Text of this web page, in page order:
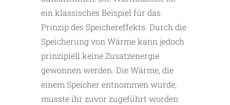
ein klassisches Beispiel für das
Prinzip des Speichereffekts. Durch die
Speicherung von Wärme kann jedoch
prinzipiell keine Zusatzenergie
gewonnen werden. Die Wärme, die
einem Speicher entnommen wurde,
musste ihr zuvor zugeführt worden